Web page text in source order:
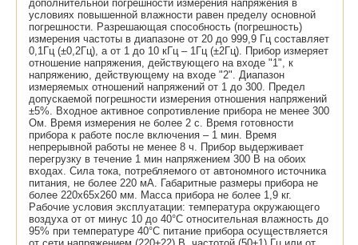
дополнительной погрешности измерения напряжения в
условиях повышенной влажности равен пределу основной
погрешности. Разрешающая способность (погрешность)
измерения частоты в диапазоне от 20 до 999,9 Гц составляет
0,1Гц (±0,2Гц), а от 1 до 10 кГц – 1Гц (±2Гц). Прибор измеряет
отношение напряжения, действующего на входе "1", к
напряжению, действующему на входе "2". Диапазон
измеряемых отношений напряжений от 1 до 300. Предел
допускаемой погрешности измерения отношения напряжений
±5%. Входное активное сопротивление прибора не менее 300
Ом. Время измерения не более 2 с. Время готовности
прибора к работе после включения – 1 мин. Время
непрерывной работы не менее 8 ч. Прибор выдерживает
перегрузку в течение 1 мин напряжением 300 В на обоих
входах. Сила тока, потребляемого от автономного источника
питания, не более 220 мА. Габаритные размеры прибора не
более 220х65х260 мм. Масса прибора не более 1,9 кг.
Рабочие условия эксплуатации: температура окружающего
воздуха от от минус 10 до 40°С относительная влажность до
95% при температуре 40°С питание прибора осуществляется